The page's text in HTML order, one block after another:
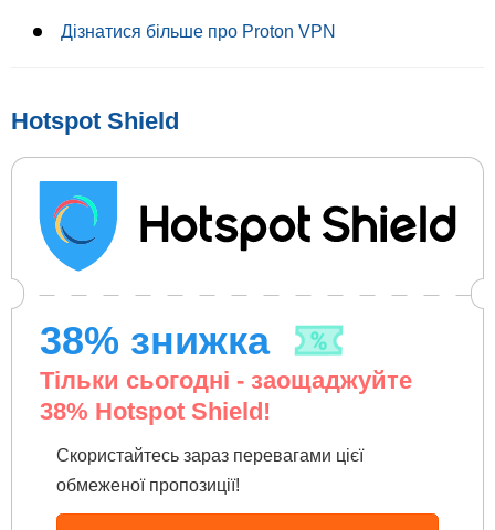
Дізнатися більше про Proton VPN
Hotspot Shield
38% знижка
Тільки сьогодні - заощаджуйте
38% Hotspot Shield!
Скористайтесь зараз перевагами цієї
обмеженої пропозиції!